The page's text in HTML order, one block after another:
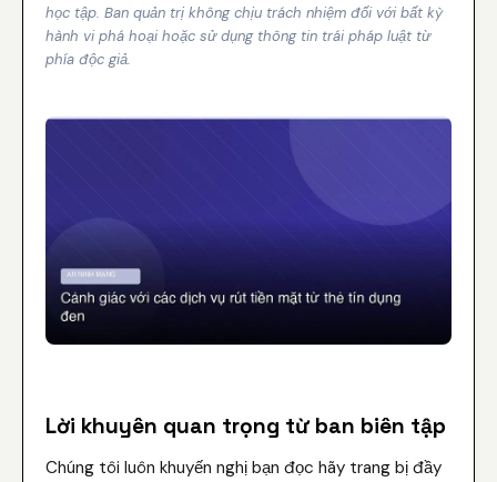
học tập. Ban quản trị không chịu trách nhiệm đối với bất kỳ
hành vi phá hoại hoặc sử dụng thông tin trái pháp luật từ
phía độc giả.
Lời khuyên quan trọng từ ban biên tập
Chúng tôi luôn khuyến nghị bạn đọc hãy trang bị đầy